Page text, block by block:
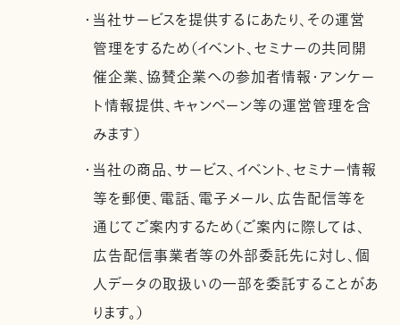
・当社サービスを提供するにあたり、その運営
管理をするため（イベント、セミナーの共同開
催企業、協賛企業への参加者情報・アンケー
ト情報提供、キャンペーン等の運営管理を含
みます）
・当社の商品、サービス、イベント、セミナー情報
等を郵便、電話、電子メール、広告配信等を
通じてご案内するため（ご案内に際しては、
広告配信事業者等の外部委託先に対し、個
人データの取扱いの一部を委託することがあ
ります。）